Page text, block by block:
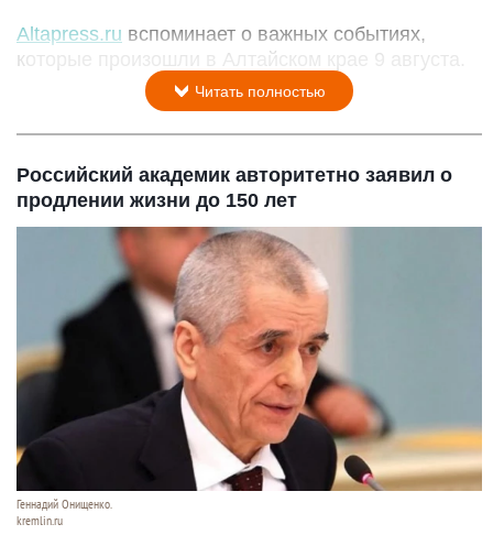
Altapress.ru вспоминает о важных событиях,
которые произошли в Алтайском крае 9 августа.
Читать полностью
Российский академик авторитетно заявил о
продлении жизни до 150 лет
Геннадий Онищенко.
kremlin.ru